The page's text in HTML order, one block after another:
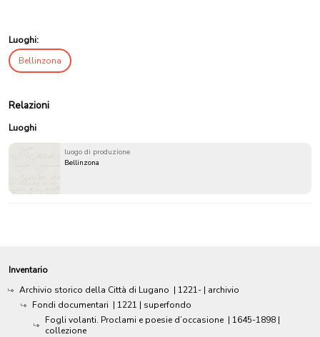
Luoghi:
Bellinzona
Relazioni
Luoghi
luogo di produzione
Bellinzona
Inventario
Archivio storico della Città di Lugano | 1221- | archivio
Fondi documentari | 1221 | superfondo
Fogli volanti. Proclami e poesie d’occasione | 1645-1898 |
collezione